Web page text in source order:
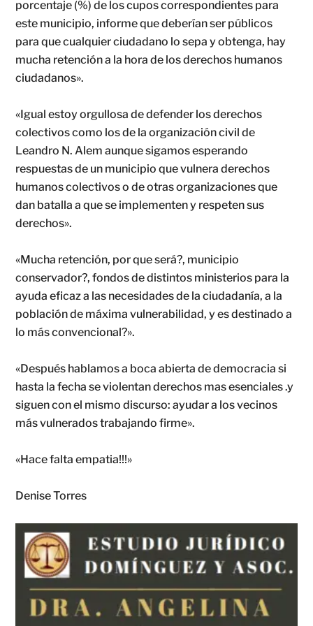
porcentaje (%) de los cupos correspondientes para
este municipio, informe que deberían ser públicos
para que cualquier ciudadano lo sepa y obtenga, hay
mucha retención a la hora de los derechos humanos
ciudadanos».
«Igual estoy orgullosa de defender los derechos
colectivos como los de la organización civil de
Leandro N. Alem aunque sigamos esperando
respuestas de un municipio que vulnera derechos
humanos colectivos o de otras organizaciones que
dan batalla a que se implementen y respeten sus
derechos».
«Mucha retención, por que será?, municipio
conservador?, fondos de distintos ministerios para la
ayuda eficaz a las necesidades de la ciudadanía, a la
población de máxima vulnerabilidad, y es destinado a
lo más convencional?».
«Después hablamos a boca abierta de democracia si
hasta la fecha se violentan derechos mas esenciales .y
siguen con el mismo discurso: ayudar a los vecinos
más vulnerados trabajando firme».
«Hace falta empatia!!!»
Denise Torres